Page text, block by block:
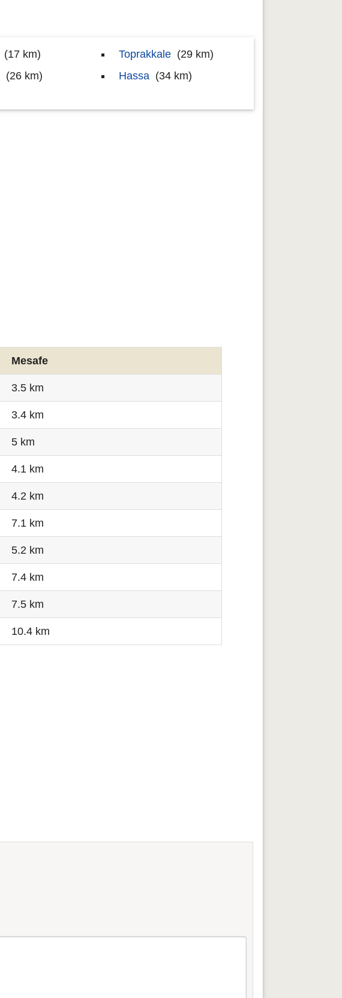
(17 km)
(26 km)
Toprakkale (29 km)
Hassa (34 km)
Mesafe
3.5 km
3.4 km
5 km
4.1 km
4.2 km
7.1 km
5.2 km
7.4 km
7.5 km
10.4 km